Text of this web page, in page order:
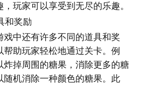
玩家可以享受到无尽的乐趣。
和奖励
戏中还有许多不同的道具和奖
帮助玩家轻松地通过关卡。例
炸掉周围的糖果，消除更多的糖
随机消除一种颜色的糖果。此